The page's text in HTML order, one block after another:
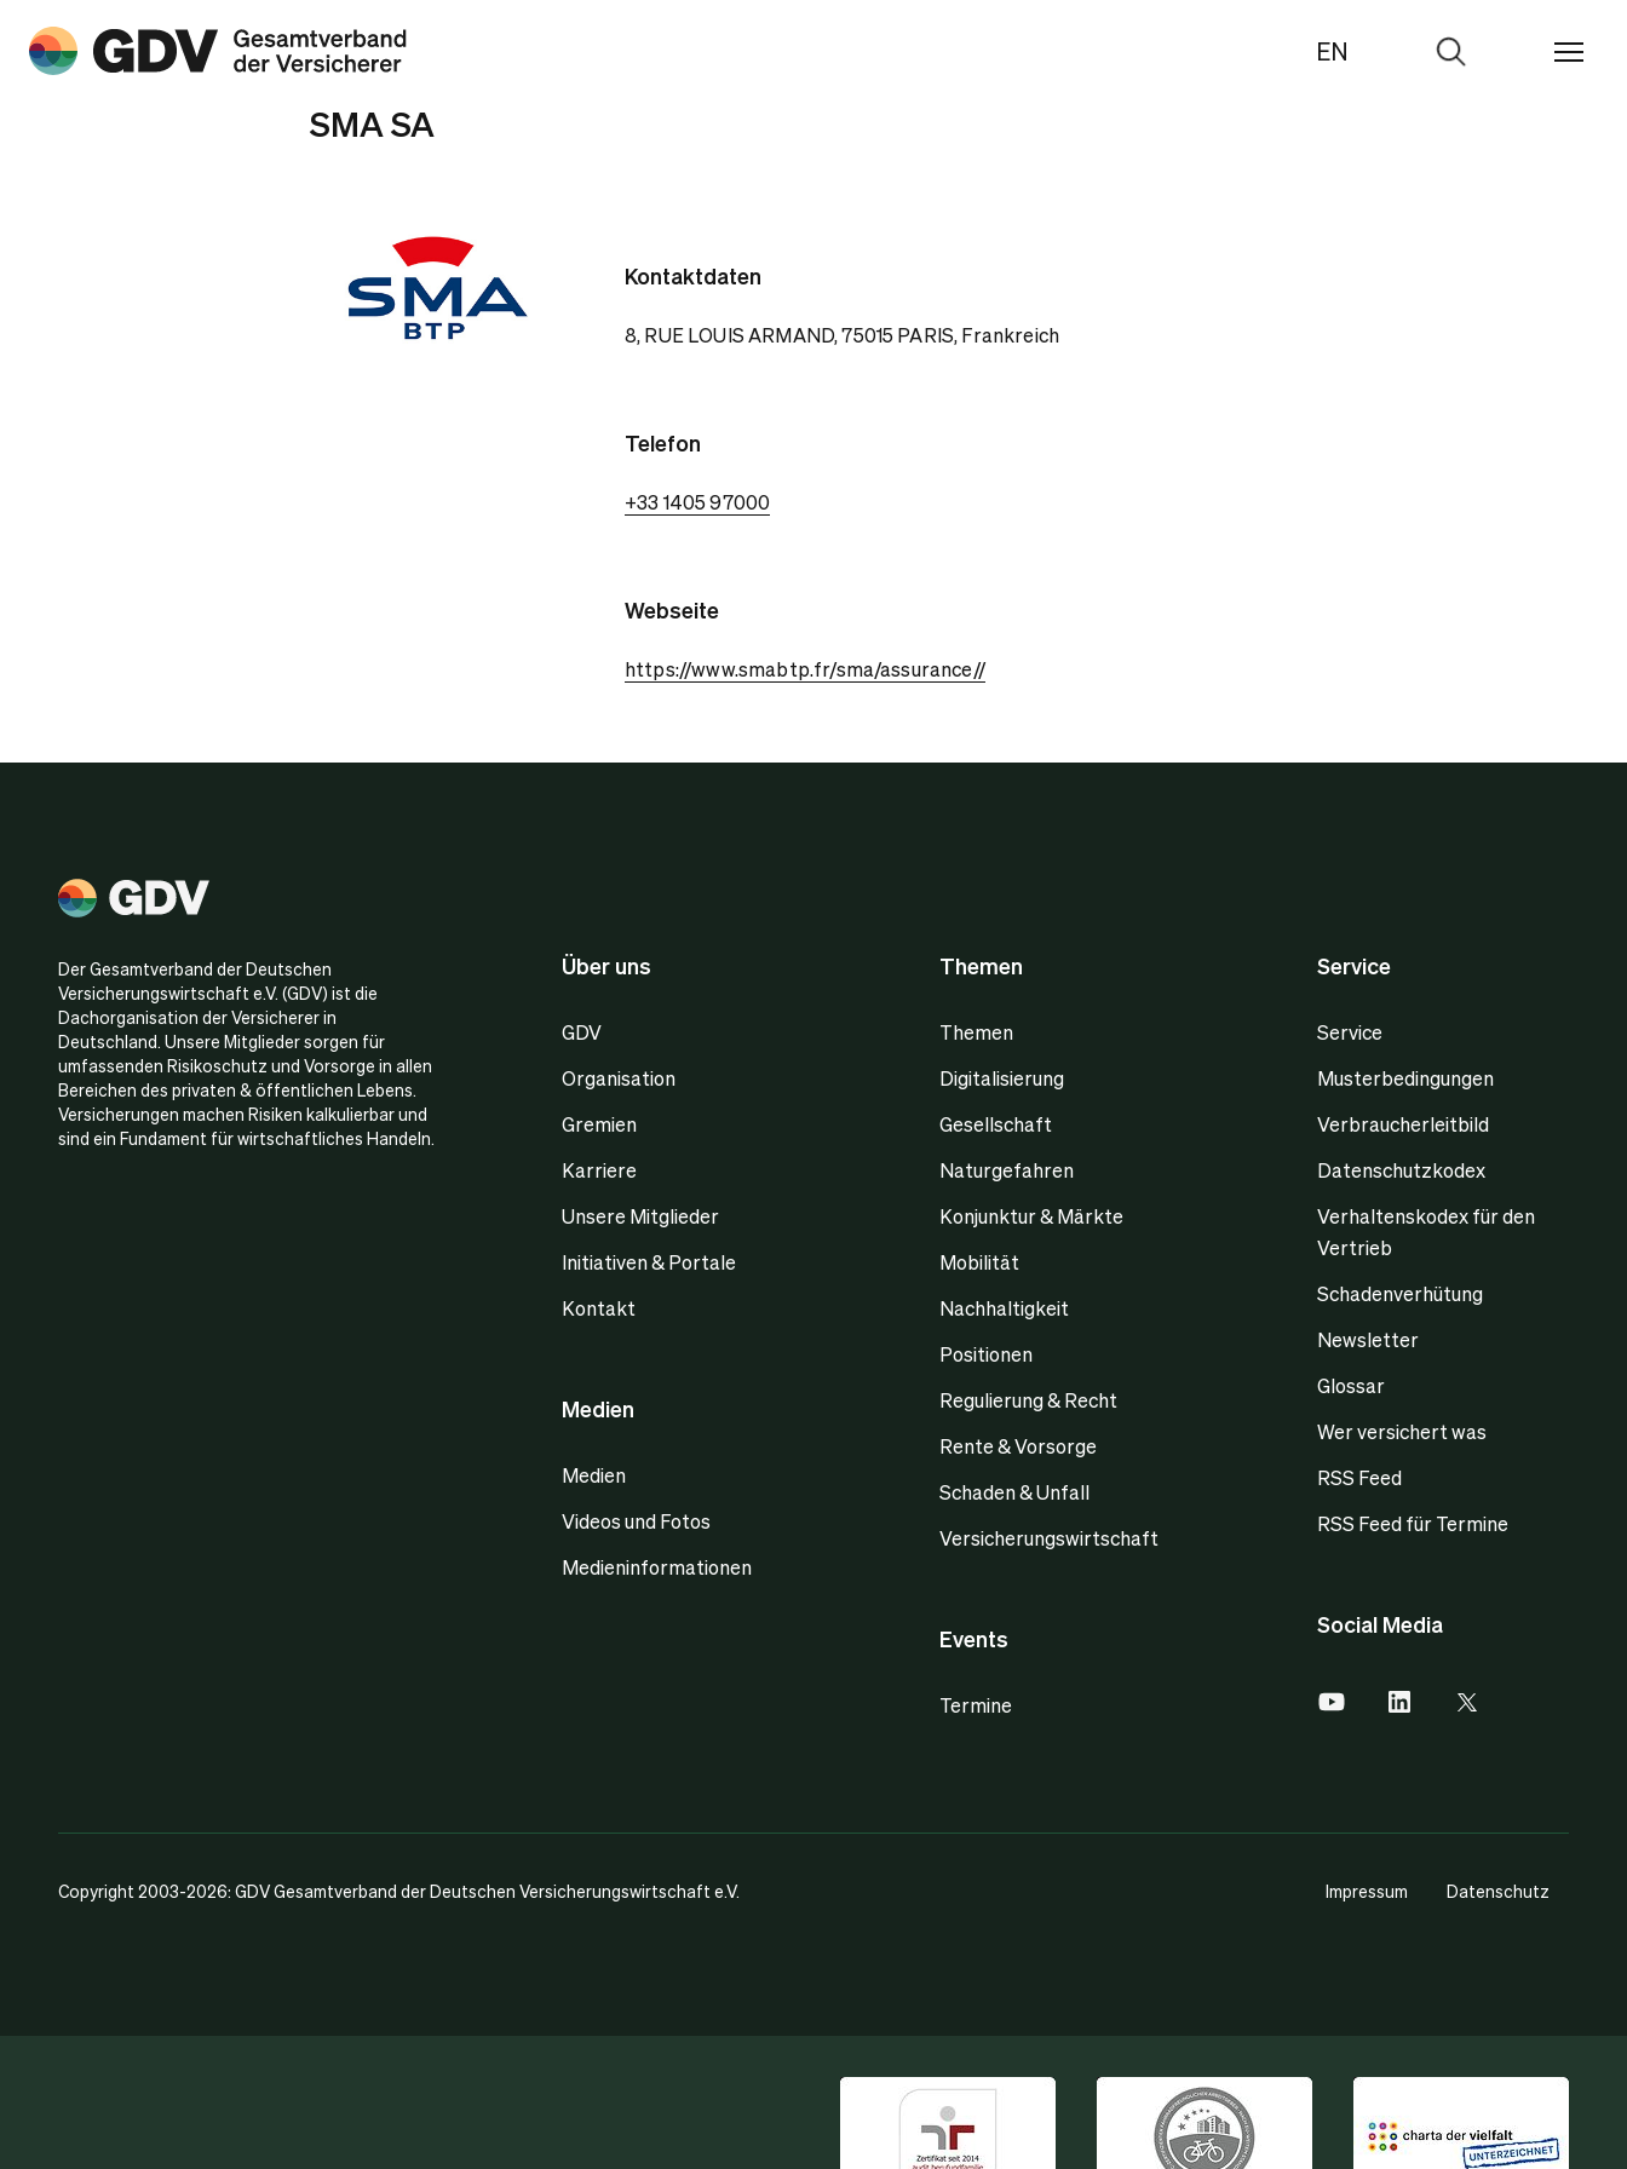
EN
Zur
SMA SA
Kontaktdaten
8, RUE LOUIS ARMAND, 75015 PARIS, Frankreich
Telefon
+33 1405 97000
Webseite
https://www.smabtp.fr/sma/assurance//
Der Gesamtverband der Deutschen
Versicherungswirtschaft e.V. (GDV) ist die
Dachorganisation der Versicherer in
Deutschland. Unsere Mitglieder sorgen für
umfassenden Risikoschutz und Vorsorge in allen
Bereichen des privaten & öffentlichen Lebens.
Versicherungen machen Risiken kalkulierbar und
sind ein Fundament für wirtschaftliches Handeln.
Über uns
GDV
Organisation
Gremien
Karriere
Unsere Mitglieder
Initiativen & Portale
Kontakt
Medien
Medien
Videos und Fotos
Medieninformationen
Themen
Themen
Digitalisierung
Gesellschaft
Naturgefahren
Konjunktur & Märkte
Mobilität
Nachhaltigkeit
Positionen
Regulierung & Recht
Rente & Vorsorge
Schaden & Unfall
Versicherungswirtschaft
Events
Termine
Service
Service
Musterbedingungen
Verbraucherleitbild
Datenschutzkodex
Verhaltenskodex für den
Vertrieb
Schadenverhütung
Newsletter
Glossar
Wer versichert was
RSS Feed
RSS Feed für Termine
Social Media
Copyright 2003-2026: GDV Gesamtverband der Deutschen Versicherungswirtschaft e.V. Impressum Datenschutz